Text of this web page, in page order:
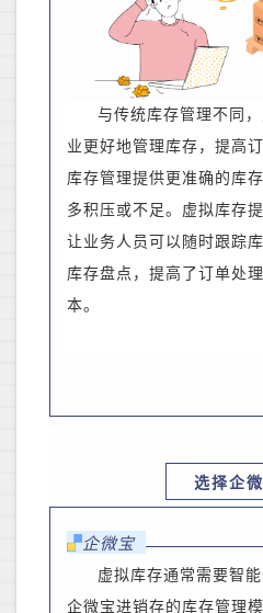
与传统库存管理不同
业更好地管理库存，提高
库存管理提供更准确的库
多积压或不足。虚拟库存
让业务人员可以随时跟踪
库存盘点，提高了订单处
本。
选择企
企微宝
虚拟库存通常需要智
企微宝进销存的库存管理